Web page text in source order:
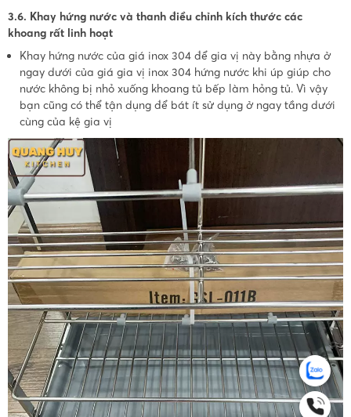
3.6. Khay hứng nước và thanh điều chỉnh kích thước các
khoang rất linh hoạt
Khay hứng nước của giá inox 304 để gia vị này bằng nhựa ở
ngay dưới của giá gia vị inox 304 hứng nước khi úp giúp cho
nước không bị nhỏ xuống khoang tủ bếp làm hỏng tủ. Vì vậy
bạn cũng có thể tận dụng để bát ít sử dụng ở ngay tầng dưới
cùng của kệ gia vị